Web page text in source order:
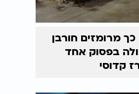
מרומזים חורבן
בפסוק אחד
קדוסי